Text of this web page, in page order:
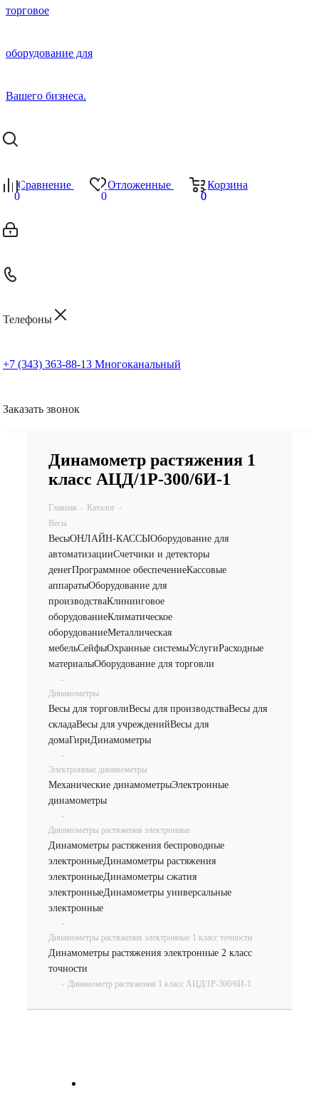
Сравнение
0
Отложенные
0
Корзина
0
0
Телефоны
+7 (343) 363-88-13 Многоканальный
Заказать звонок
Динамометр растяжения 1
класс АЦД/1Р-300/6И-1
Главная - Каталог -
Весы
ВесыОНЛАЙН-КАССЫОборудование для
автоматизацииСчетчики и детекторы
денегПрограммное обеспечениеКассовые
аппаратыОборудование для
производстваКлининговое
оборудованиеКлиматическое
оборудованиеМеталлическая
мебельСейфыОхранные системыУслугиРасходные
материалыОборудование для торговли
-
Динамометры
Весы для торговлиВесы для производстваВесы для
складаВесы для учрежденийВесы для
домаГириДинамометры
-
Электронные динамометры
Механические динамометрыЭлектронные
динамометры
-
Динамометры растяжения электронные
Динамометры растяжения беспроводные
электронныеДинамометры растяжения
электронныеДинамометры сжатия
электронныеДинамометры универсальные
электронные
-
Динамометры растяжения электронные 1 класс точности
Динамометры растяжения электронные 2 класс
точности
- Динамометр растяжения 1 класс АЦД/1Р-300/6И-1